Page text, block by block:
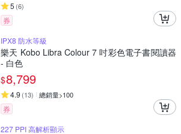
5 (6)
券
IPX8 防水等級
樂天 Kobo Libra Colour 7 吋彩色電子書閱讀器
- 白色
$8,799
4.9 (13) 總銷量>100
券
227 PPI 高解析顯示